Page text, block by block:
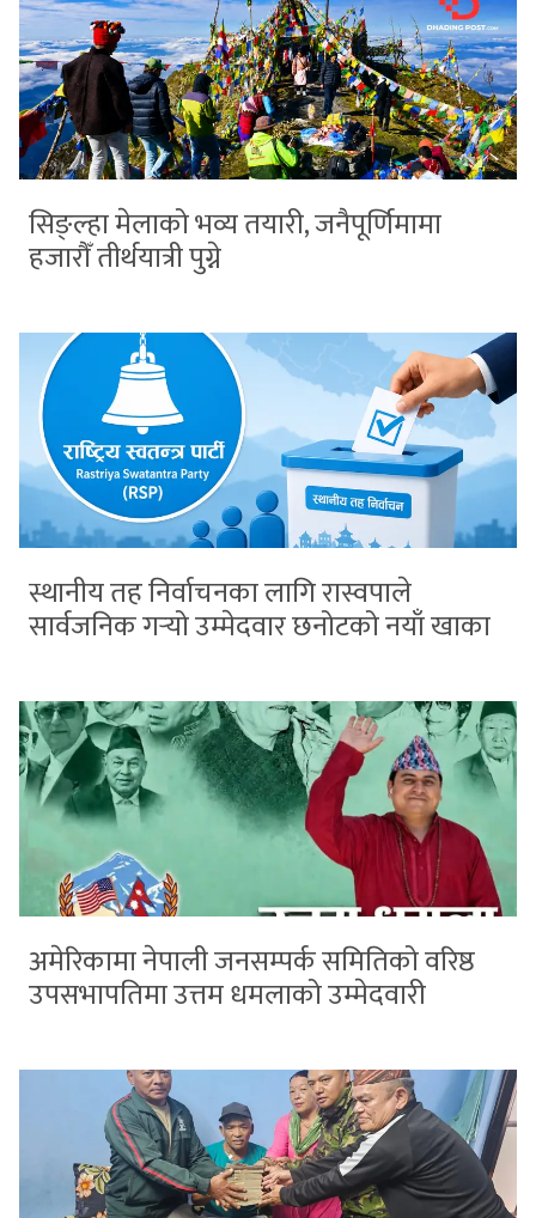
सिङ्ल्हा मेलाको भव्य तयारी, जनैपूर्णिमामा
हजारौँ तीर्थयात्री पुग्ने
स्थानीय तह निर्वाचनका लागि रास्वपाले
सार्वजनिक गर्‍यो उम्मेदवार छनोटको नयाँ खाका
अमेरिकामा नेपाली जनसम्पर्क समितिको वरिष्ठ
उपसभापतिमा उत्तम धमलाको उम्मेदवारी